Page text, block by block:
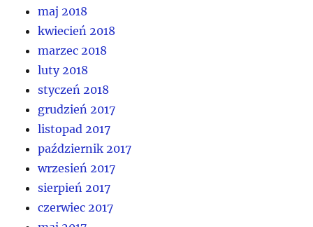
maj 2018
kwiecień 2018
marzec 2018
luty 2018
styczeń 2018
grudzień 2017
listopad 2017
październik 2017
wrzesień 2017
sierpień 2017
czerwiec 2017